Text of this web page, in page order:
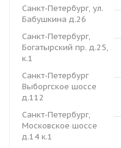
Санкт-Петербург, ул.
Бабушкина д.26
Санкт-Петербург,
Богатырский пр. д.25,
к.1
Санкт-Петербург
Выборгское шоссе
д.112
Санкт-Петербург,
Московское шоссе
д.14 к.1